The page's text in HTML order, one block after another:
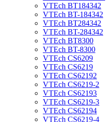
VTEch BT184342
VTEch BT-184342
VTEch BT284342
VTEch BT-284342
VTEch BT8300
VTEch BT-8300
VTEch CS6209
VTEch CS6219
VTEch CS62192
VTEch CS6219-2
VTEch CS62193
VTEch CS6219-3
VTEch CS62194
VTEch CS6219-4